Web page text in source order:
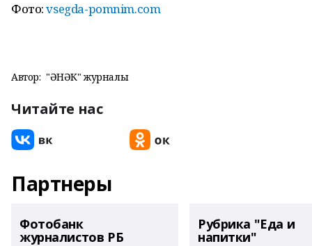
Фото:vsegda-pomnim.com
Автор: "ҺӘНӘК" журналы
Читайте нас
Партнеры
Фотобанк
журналистов РБ
Рубрика "Еда и
напитки"